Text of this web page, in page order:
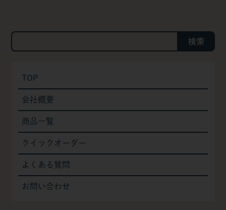
検索
TOP
会社概要
商品一覧
クイックオーダー
よくある質問
お問い合わせ